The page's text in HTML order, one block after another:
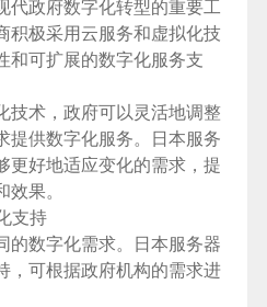
代政府数字化转型的重要工
积极采用云服务和虚拟化技
和可扩展的数字化服务支
技术，政府可以灵活地调整
供数字化服务。 日本服务
更好地适应变化的需求，提
果。
支持
的数字化需求。日本服务器
，可根据政府机构的需求进